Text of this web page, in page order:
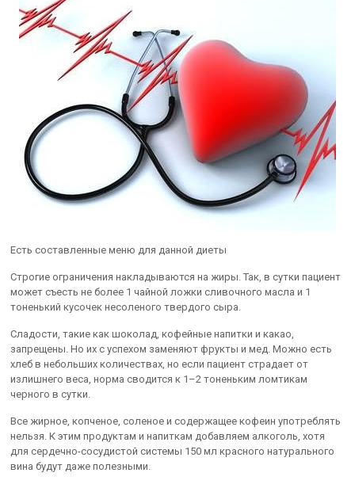
Есть составленные меню для данной диеты
Строгие ограничения накладываются на жиры. Так, в сутки пациент
может съесть не более 1 чайной ложки сливочного масла и 1
тоненький кусочек несоленого твердого сыра.
Сладости, такие как шоколад, кофейные напитки и какао,
запрещены. Но их с успехом заменяют фрукты и мед. Можно есть
хлеб в небольших количествах, но если пациент страдает от
излишнего веса, норма сводится к 1–2 тоненьким ломтикам
черного в сутки.
Все жирное, копченое, соленое и содержащее кофеин употреблять
нельзя. К этим продуктам и напиткам добавляем алкоголь, хотя
для сердечно-сосудистой системы 150 мл красного натурального
вина будут даже полезными.